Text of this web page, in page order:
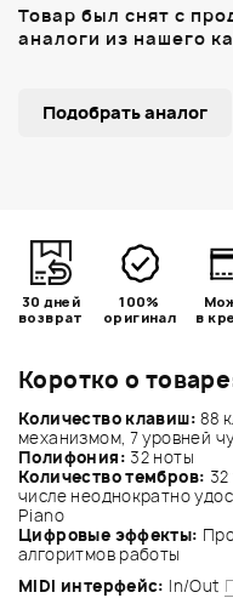
Коротко о
Количество клавиш: 88
механизмом, 7 уровней
Полифония: 32 ноты
Количество тембров:
числе неоднократно
Piano
Цифровые эффекты:
алгоритмов работы
MIDI интерфейс: In/Out
Товар был снят с
аналоги из нашего
Подобрать аналог
30 дней
возврат
100%
оригинал
в